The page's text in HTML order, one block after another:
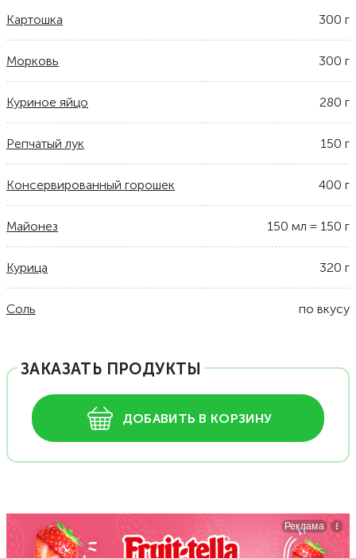
Картошка 300 г
Морковь 300 г
Куриное яйцо 280 г
Репчатый лук 150 г
Консервированный горошек 400 г
Майонез 150 мл = 150 г
Курица 320 г
Соль по вкусу
ЗАКАЗАТЬ ПРОДУКТЫ
ДОБАВИТЬ В КОРЗИНУ